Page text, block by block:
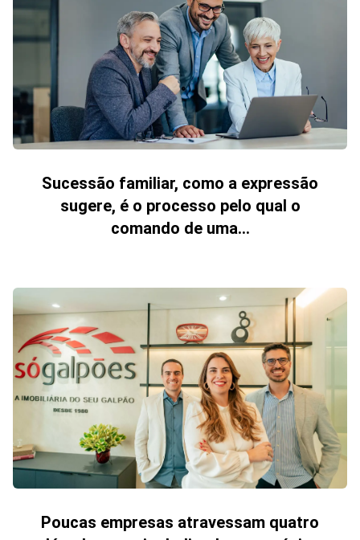
Sucessão familiar, como a expressão
sugere, é o processo pelo qual o
comando de uma...
Poucas empresas atravessam quatro